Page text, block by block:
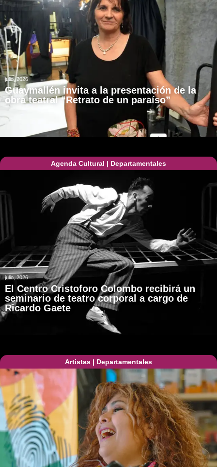
julio, 2026
Guaymallén invita a la presentación de la
obra teatral “Retrato de un paraíso”
Agenda Cultural | Departamentales
julio, 2026
El Centro Cristoforo Colombo recibirá un
seminario de teatro corporal a cargo de
Ricardo Gaete
Artistas | Departamentales